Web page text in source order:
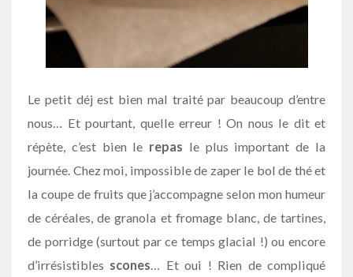
Le petit déj est bien mal traité par beaucoup d’entre
nous… Et pourtant, quelle erreur ! On nous le dit et
répète, c’est bien le repas le plus important de la
journée. Chez moi, impossible de zaper le bol de thé et
la coupe de fruits que j’accompagne selon mon humeur
de céréales, de granola et fromage blanc, de tartines,
de porridge (surtout par ce temps glacial !) ou encore
d’irrésistibles scones… Et oui ! Rien de compliqué